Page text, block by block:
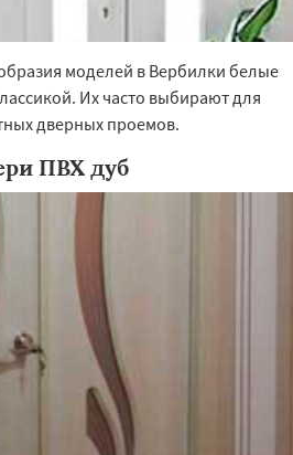
моделей в Вербилки белые
Их часто выбирают для
дверных проемов.
ПВХ дуб